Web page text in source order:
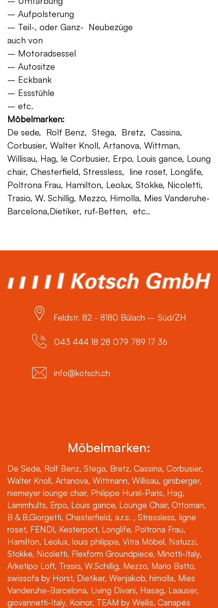
– Aufpolsterung
– Teil-, oder Ganz- Neubezüge
auch von
– Motoradsessel
– Autositze
– Eckbank
– Essstühle
– etc.
Möbelmarken:
De sede, Rolf Benz, Stega, Bretz, Cassina,
Corbusier, Walter Knoll, Artanova, Wittman,
Willisau, Hag, le Corbusier, Erpo, Louis gance, Loung
chair, Chesterfield, Stressless, line roset, Longlife,
Poltrona Frau, Hamilton, Leolux, Stokke, Nicoletti,
Trasio, W. Schillig, Mezzo, Himolla, Mies Vanderuhe-
Barcelona,Dietiker, ruf-Betten, etc..
Feldstr. 82 - 8180 Bülach – Süd/ZH
043 444 18 28 079 789 17 36
info@kotsch.ch
Möbelmarken:
De Sede, Rolf Benz, Stega, Bretz, Cassina, Corbusier,
Walter Knoll, Artanova, Wittmann, Willisau, girsberger,
niemeyer lounge chair, Philippe Hurel-Paris, Hag,
Lammhults, Erpo, Louis gance, Lounge Chair, Ottoman,
B & B,Giorgetti, Chesterfield, a.r.s. , Stressless, ligne
roset, FENDI, Kesterport, Longlife, Poltrona Frau,
Hamilton, Leolux, louis philippe, Vitra Möbel, Natuzzi,
Stokke, Nicoletti, Flexform Groundpiece, Minotti-Italy,
Arketipo Loft, Trasio, W.Schillig, Mezzo, Mario Batto,
swissofa by Horst, Dietiker, Wenjakob, himolla, Mies
Vanderuhe-Barcelona, Living Divani, Hasag, Laauser,
giovannetti-Italy, Koinor, TEAM by Wellis, Canapés